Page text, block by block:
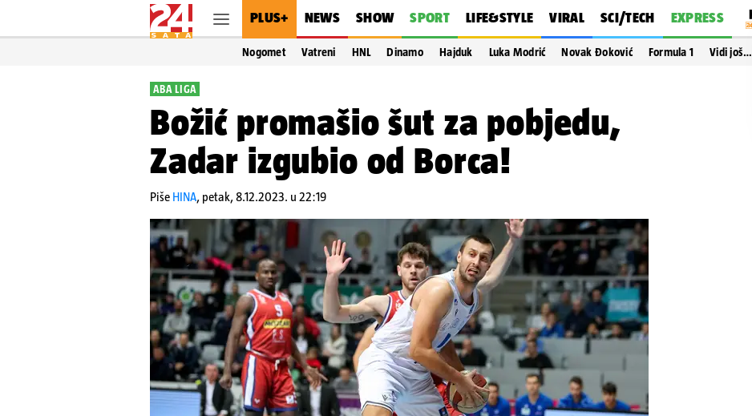
PLUS+ NEWS SHOW SPORT LIFE&STYLE VIRAL SCI/TECH EXPRESS
Nogomet Vatreni HNL Dinamo Hajduk Luka Modrić Novak Đoković Formula 1 Vidi još…
ABA LIGA
Božić promašio šut za pobjedu,
Zadar izgubio od Borca!
Piše HINA, petak, 8.12.2023. u 22:19